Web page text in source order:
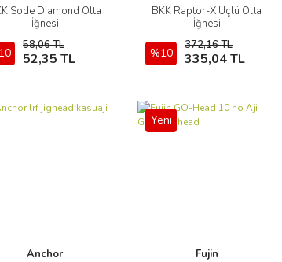
Sode Diamond Olta
İğnesi
58,06 TL
52,35 TL
İncele
Sepete Ekle
BKK Raptor-X Üçlü Olta
İğnesi
%10
372,16 TL
335,04 TL
İncele
Sepete Ekle
Anchor
Yeni
Fujin